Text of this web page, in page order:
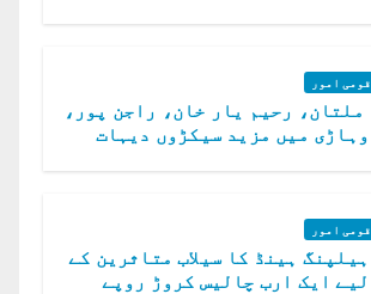
قومی امور
ملتان، رحیم یار خان، راجن پور،
وہاڑی میں مزید سیکڑوں دیہات
قومی امور
ہیلپنگ ہینڈ کا سیلاب متاثرین کے
لیے ایک ارب چالیس کروڑ روپے